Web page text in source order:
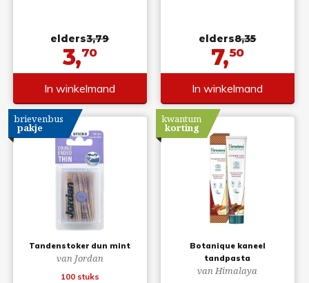
elders3,79
3,70
In winkelmand
elders8,35
7,50
In winkelmand
Tandenstoker dun mint
van Jordan
100 stuks
brievenbus
pakje
Botanique kaneel
tandpasta
van Himalaya
kwantum
korting